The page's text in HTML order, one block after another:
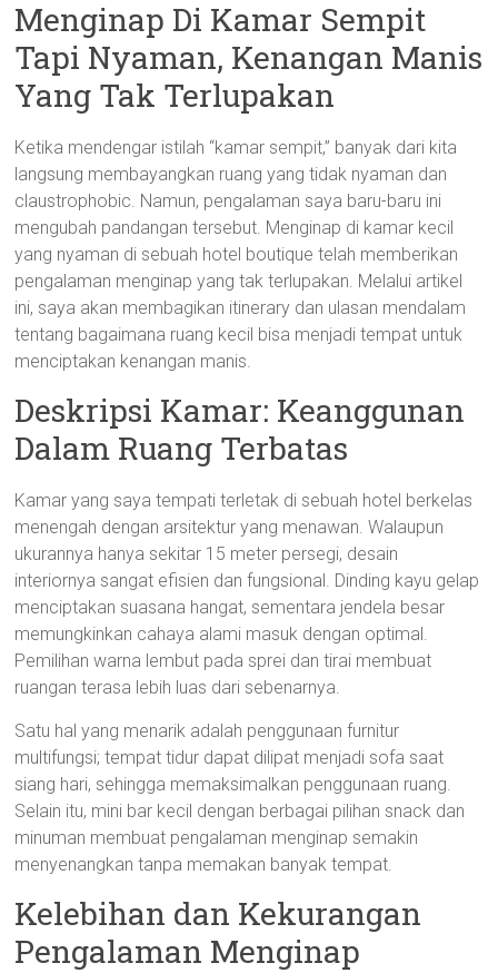
Menginap Di Kamar Sempit
Tapi Nyaman, Kenangan Manis
Yang Tak Terlupakan
Ketika mendengar istilah “kamar sempit,” banyak dari kita
langsung membayangkan ruang yang tidak nyaman dan
claustrophobic. Namun, pengalaman saya baru-baru ini
mengubah pandangan tersebut. Menginap di kamar kecil
yang nyaman di sebuah hotel boutique telah memberikan
pengalaman menginap yang tak terlupakan. Melalui artikel
ini, saya akan membagikan itinerary dan ulasan mendalam
tentang bagaimana ruang kecil bisa menjadi tempat untuk
menciptakan kenangan manis.
Deskripsi Kamar: Keanggunan
Dalam Ruang Terbatas
Kamar yang saya tempati terletak di sebuah hotel berkelas
menengah dengan arsitektur yang menawan. Walaupun
ukurannya hanya sekitar 15 meter persegi, desain
interiornya sangat efisien dan fungsional. Dinding kayu gelap
menciptakan suasana hangat, sementara jendela besar
memungkinkan cahaya alami masuk dengan optimal.
Pemilihan warna lembut pada sprei dan tirai membuat
ruangan terasa lebih luas dari sebenarnya.
Satu hal yang menarik adalah penggunaan furnitur
multifungsi; tempat tidur dapat dilipat menjadi sofa saat
siang hari, sehingga memaksimalkan penggunaan ruang.
Selain itu, mini bar kecil dengan berbagai pilihan snack dan
minuman membuat pengalaman menginap semakin
menyenangkan tanpa memakan banyak tempat.
Kelebihan dan Kekurangan
Pengalaman Menginap